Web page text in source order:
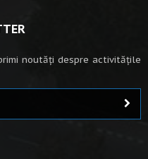
noutăți despre activitățile